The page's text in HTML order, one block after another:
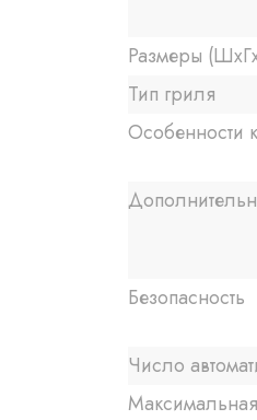
Размеры
Тип гриля
Особенности
Безопасность
Число